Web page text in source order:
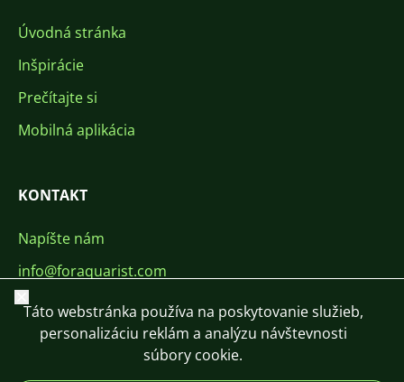
Úvodná stránka
Inšpirácie
Prečítajte si
Mobilná aplikácia
KONTAKT
Napíšte nám
info@foraquarist.com
+420 603 449 602
Zavrieť
Táto webstránka používa na poskytovanie služieb,
personalizáciu reklám a analýzu návštevnosti
súbory cookie.